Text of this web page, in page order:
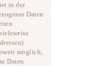
in der
Daten
möglich,
Daten